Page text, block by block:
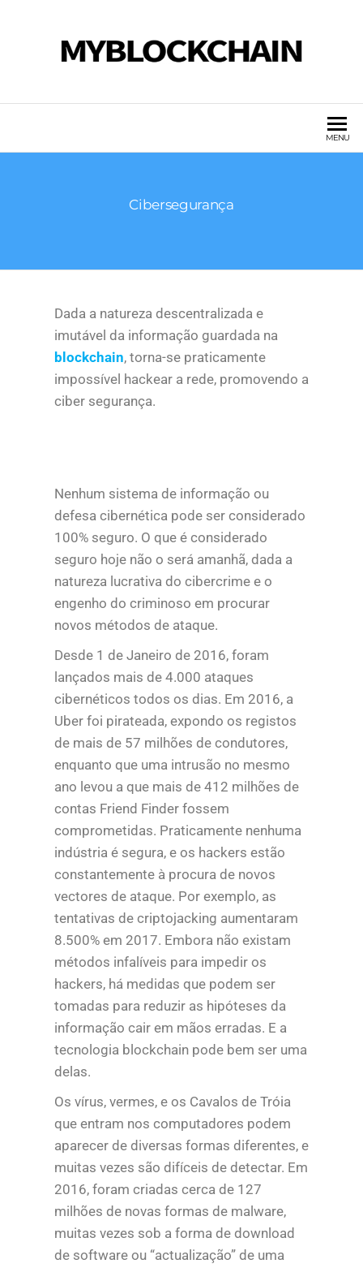
MENU
Cibersegurança
Dada a natureza descentralizada e
imutável da informação guardada na
blockchain, torna-se praticamente
impossível hackear a rede, promovendo a
ciber segurança.
Nenhum sistema de informação ou
defesa cibernética pode ser considerado
100% seguro. O que é considerado
seguro hoje não o será amanhã, dada a
natureza lucrativa do cibercrime e o
engenho do criminoso em procurar
novos métodos de ataque.
Desde 1 de Janeiro de 2016, foram
lançados mais de 4.000 ataques
cibernéticos todos os dias. Em 2016, a
Uber foi pirateada, expondo os registos
de mais de 57 milhões de condutores,
enquanto que uma intrusão no mesmo
ano levou a que mais de 412 milhões de
contas Friend Finder fossem
comprometidas. Praticamente nenhuma
indústria é segura, e os hackers estão
constantemente à procura de novos
vectores de ataque. Por exemplo, as
tentativas de criptojacking aumentaram
8.500% em 2017. Embora não existam
métodos infalíveis para impedir os
hackers, há medidas que podem ser
tomadas para reduzir as hipóteses da
informação cair em mãos erradas. E a
tecnologia blockchain pode bem ser uma
delas.
Os vírus, vermes, e os Cavalos de Tróia
que entram nos computadores podem
aparecer de diversas formas diferentes, e
muitas vezes são difíceis de detectar. Em
2016, foram criadas cerca de 127
milhões de novas formas de malware,
muitas vezes sob a forma de download
de software ou “actualização” de uma